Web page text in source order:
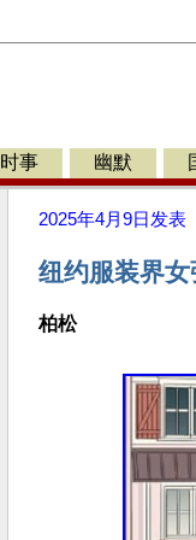
时事 幽默
2025年4月9日 发表
纽约服装界女
柏松